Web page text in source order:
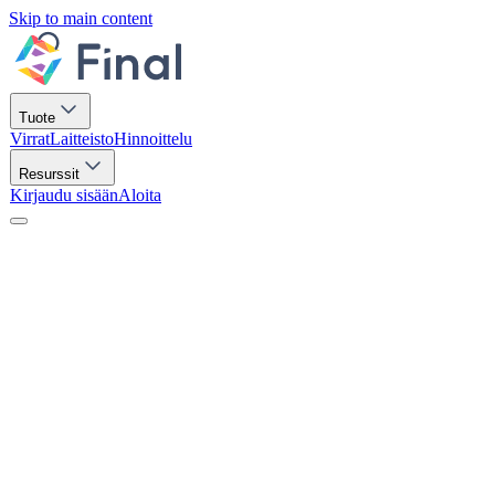
Skip to main content
Tuote
VirratLaitteistoHinnoittelu
Resurssit
Kirjaudu sisäänAloita